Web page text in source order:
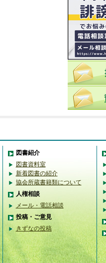
図書紹介
図書資料室
新着図書の紹介
協会所蔵書籍類について
人権相談
メール・電話相談
投稿・ご意見
きずなの投稿